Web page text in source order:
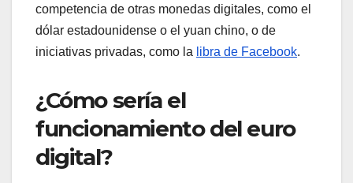
competencia de otras monedas digitales, como el
dólar estadounidense o el yuan chino, o de
iniciativas privadas, como la libra de Facebook.
¿Cómo sería el
funcionamiento del euro
digital?